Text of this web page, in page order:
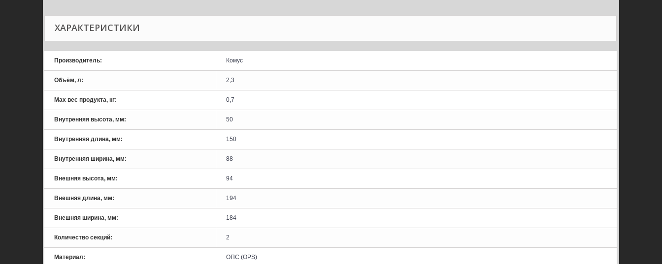
ХАРАКТЕРИСТИКИ
Производитель: Комус
Объём, л: 2,3
Мах вес продукта, кг: 0,7
Внутренняя высота, мм: 50
Внутренняя длина, мм: 150
Внутренняя ширина, мм: 88
Внешняя высота, мм: 94
Внешняя длина, мм: 194
Внешняя ширина, мм: 184
Количество секций: 2
Материал: ОПС (OPS)